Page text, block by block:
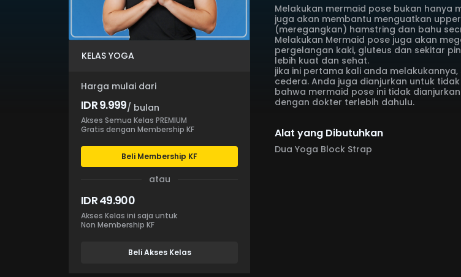
KELAS YOGA
Harga mulai dari
IDR 9.999/ bulan
Akses Semua Kelas PREMIUM
Gratis dengan Membership KF
Beli Membership KF
atau
IDR 49.900
Akses Kelas ini saja untuk
Non Membership KF
Beli Akses Kelas
Melakukan mermaid pose bukan hanya
juga akan membantu menguatkan
(meregangkan) hamstring dan bahu
Melakukan Mermaid pose juga akan
pergelangan kaki, gluteus dan sekitar
lebih kuat dan sehat.
jika ini pertama kali anda
cedera. Anda juga dianjurkan untuk
bahwa mermaid pose ini tidak
dengan dokter terlebih dahulu.
Alat yang Dibutuhkan
Dua Yoga Block Strap